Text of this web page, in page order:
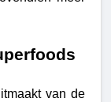
van de